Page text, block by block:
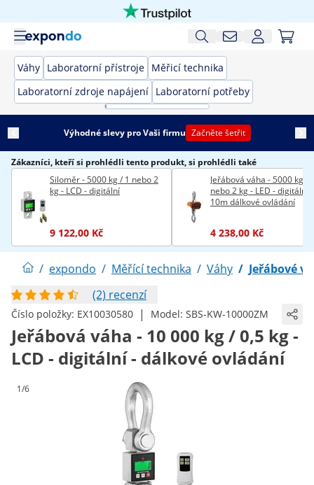
Váhy Laboratorní přístroje Měřicí technika
Laboratorní zdroje napájení Laboratorní potřeby
Výhodné slevy pro Vaši firmu Začněte šetřit
Zákazníci, kteří si prohlédli tento produkt, si prohlédli také
Siloměr - 5000 kg / 1 nebo 2
kg - LCD - digitální
9 122,00 Kč
Jeřábová váha - 5000 kg /
nebo 2 kg - LED - digitální -
10m dálkové ovládání
4 238,00 Kč
/ expondo / Měřící technika / Váhy / Jeřábové
(2) recenzí
Číslo položky: EX10030580 | Model: SBS-KW-10000ZM
Jeřábová váha - 10 000 kg / 0,5 kg -
LCD - digitální - dálkové ovládání
1/6